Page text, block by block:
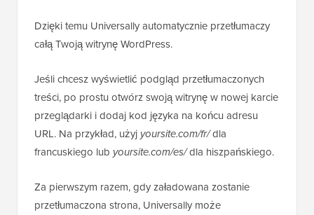
Dzięki temu Universally automatycznie przetłumaczy
całą Twoją witrynę WordPress.
Jeśli chcesz wyświetlić podgląd przetłumaczonych
treści, po prostu otwórz swoją witrynę w nowej karcie
przeglądarki i dodaj kod języka na końcu adresu
URL. Na przykład, użyj yoursite.com/fr/dla
francuskiego lub yoursite.com/es/dla hiszpańskiego.
Za pierwszym razem, gdy załadowana zostanie
przetłumaczona strona, Universally może